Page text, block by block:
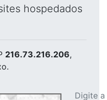
hospedados
216.73.216.206,
Digite